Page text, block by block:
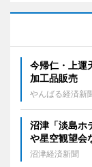
今帰仁・上運
加工品販売
やんばる経済新
沼津「淡島ホ
や星空観望会
沼津経済新聞